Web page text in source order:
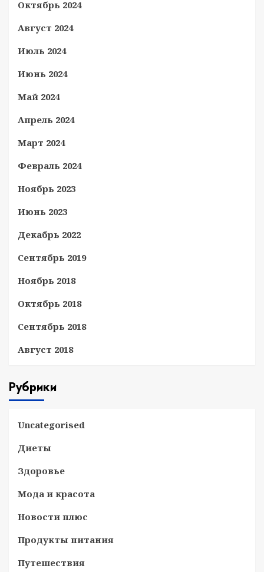
Октябрь 2024
Август 2024
Июль 2024
Июнь 2024
Май 2024
Апрель 2024
Март 2024
Февраль 2024
Ноябрь 2023
Июнь 2023
Декабрь 2022
Сентябрь 2019
Ноябрь 2018
Октябрь 2018
Сентябрь 2018
Август 2018
Рубрики
Uncategorised
Диеты
Здоровье
Мода и красота
Новости плюс
Продукты питания
Путешествия